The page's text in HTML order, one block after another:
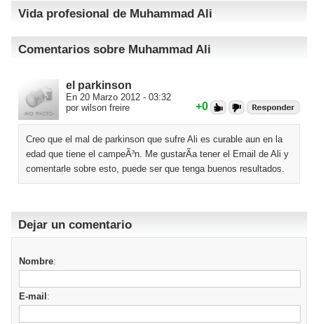
Vida profesional de Muhammad Ali
Comentarios sobre Muhammad Ali
el parkinson
En 20 Marzo 2012 - 03:32
por wilson freire
+0
Creo que el mal de parkinson que sufre Ali es curable aun en la
edad que tiene el campeÃ³n. Me gustarÃ­a tener el Email de Ali y
comentarle sobre esto, puede ser que tenga buenos resultados.
Dejar un comentario
Nombre:
E-mail :